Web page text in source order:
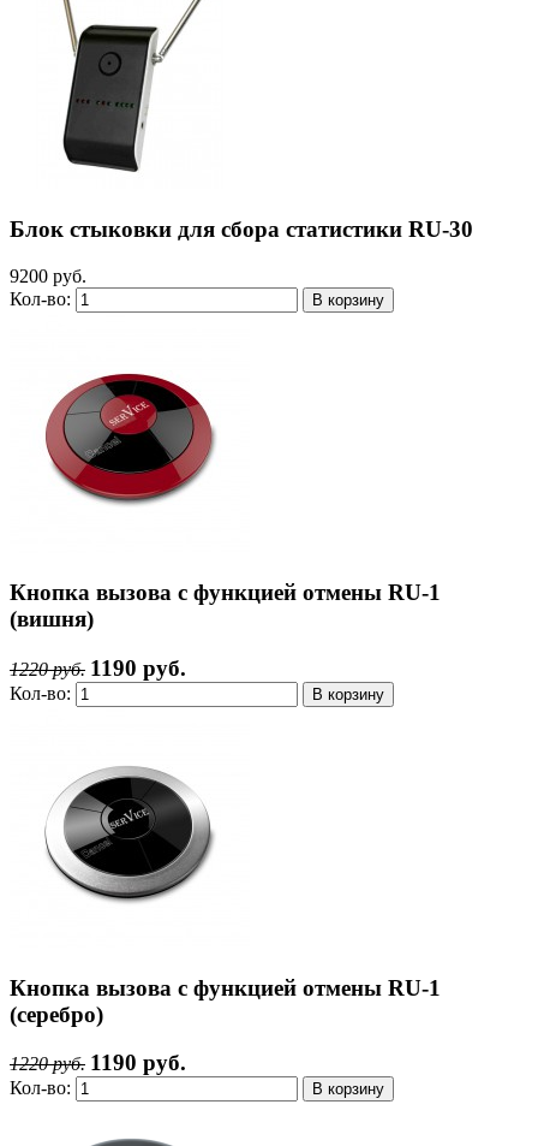
Блок стыковки для сбора статистики RU-30
9200 руб.
Кол-во:
Кнопка вызова с функцией отмены RU-1
(вишня)
1220 руб. 1190 руб.
Кол-во:
Кнопка вызова с функцией отмены RU-1
(серебро)
1220 руб. 1190 руб.
Кол-во: